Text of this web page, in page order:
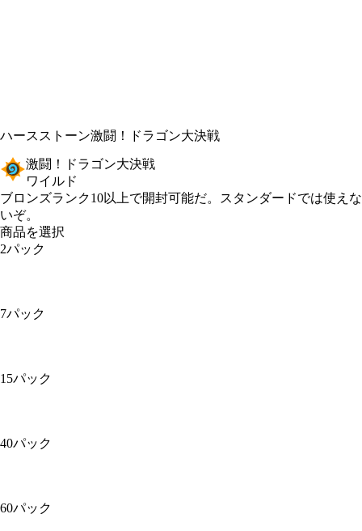
ハースストーン激闘！ドラゴン大決戦
激闘！ドラゴン大決戦
ワイルド
Product Notification
ブロンズランク10以上で開封可能だ。スタンダードでは使えな
いぞ。
商品を選択
2パック
7パック
15パック
40パック
60パック